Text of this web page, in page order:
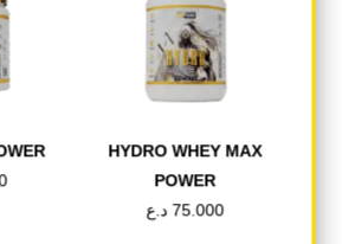
HYDRO WHEY MAX
POWER
75.000 د.ع